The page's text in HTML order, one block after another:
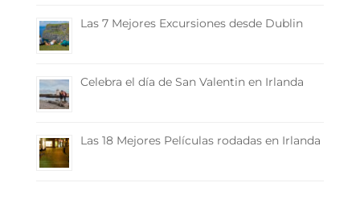
Las 7 Mejores Excursiones desde Dublin
Celebra el día de San Valentin en Irlanda
Las 18 Mejores Películas rodadas en Irlanda